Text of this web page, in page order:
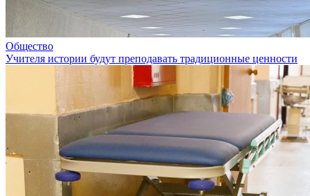
Общество
Учителя истории будут преподавать традиционные ценности